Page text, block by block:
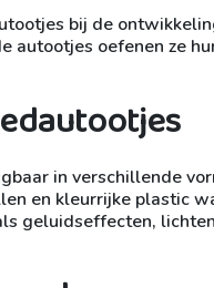
bij de
autootjes oefenen ze
in verschillende
en kleurrijke plastic
geluidseffecten,